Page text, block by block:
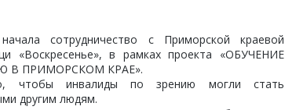
сотрудничество с Приморской краевой
«Воскресенье», в рамках проекта «ОБУЧЕНИЕ
В ПРИМОРСКОМ КРАЕ».
чтобы инвалиды по зрению могли стать
другим людям.